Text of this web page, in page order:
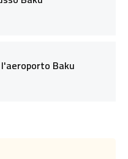
Baku